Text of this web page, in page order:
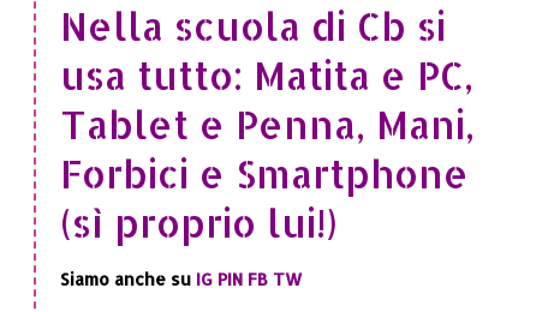
Nella scuola di Cb si
usa tutto: Matita e PC,
Tablet e Penna, Mani,
Forbici e Smartphone
(sì proprio lui!)
Siamo anche su IG PIN FB TW